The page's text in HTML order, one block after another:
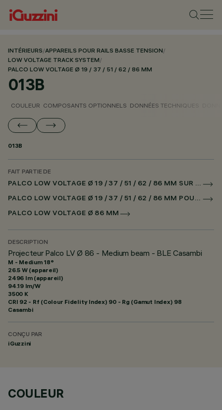
INTÉRIEURS/APPAREILS POUR RAILS BASSE TENSION/
LOW VOLTAGE TRACK SYSTEM/
PALCO LOW VOLTAGE Ø 19 / 37 / 51 / 62 / 86 MM
013B
COULEUR COMPOSANTS OPTIONNELS DONNÉES TECHNIQUES
013B
FAIT PARTIE DE
PALCO LOW VOLTAGE Ø 19 / 37 / 51 / 62 / 86 MM SUR RAIL LOW VOLTAGE CASAMBI
PALCO LOW VOLTAGE Ø 19 / 37 / 51 / 62 / 86 MM POUR SUPERRAIL CASAMBI
PALCO LOW VOLTAGE Ø 86 MM
DESCRIPTION
Projecteur Palco LV Ø 86 - Medium beam - BLE Casambi
M - Medium 18°
26.5 W (appareil)
2496 lm (appareil)
94.19 lm/W
3500 K
CRI 92 - Rf (Colour Fidelity Index) 90 - Rg (Gamut Index) 98
Casambi
CONÇU PAR
iGuzzini
COULEUR